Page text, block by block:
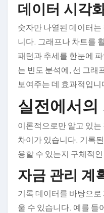
데이터 시각
숫자만 나열된 데이터
니다. 그래프나 차트를
패턴과 추세를 한눈에
는 빈도 분석에, 선 그래
보여주는 데 효과적입니
실전에서의
이론적으로만 알고 있
차이가 있습니다. 기록
용할 수 있는지 구체적
자금 관리 계
기록 데이터를 바탕으
울 수 있습니다. 예를 들